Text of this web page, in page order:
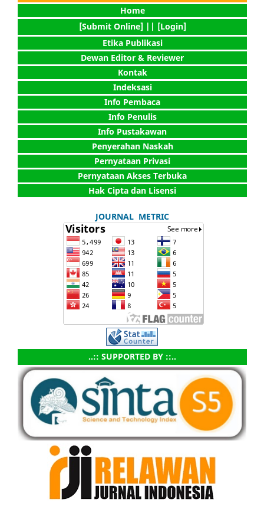
Home
[Submit Online] | | [Login]
Etika Publikasi
Dewan Editor & Reviewer
Kontak
Indeksasi
Info Pembaca
Info Penulis
Info Pustakawan
Penyerahan Naskah
Pernyataan Privasi
Pernyataan Akses Terbuka
Hak Cipta dan Lisensi
JOURNAL METRIC
..:: SUPPORTED BY ::..